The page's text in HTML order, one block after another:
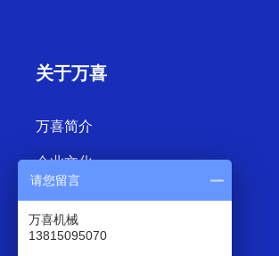
关于万喜
万喜简介
企业文化
请您留言
万喜机械
13815095070